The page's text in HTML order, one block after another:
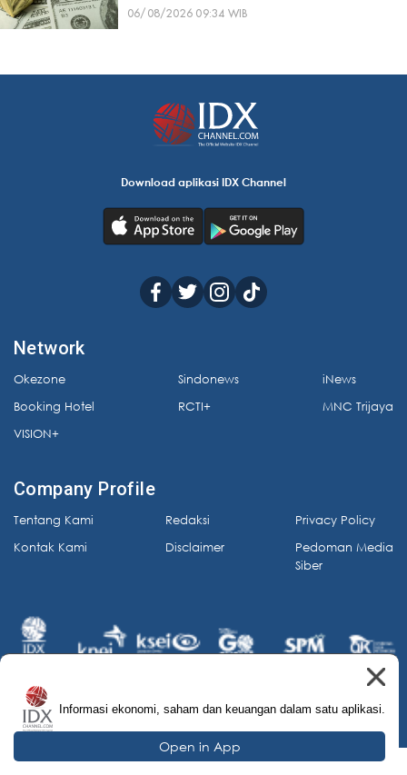
06/08/2026 09:34 WIB
Download aplikasi IDX Channel
Network
Okezone
Booking Hotel
VISION+
Sindonews
RCTI+
iNews
MNC Trijaya
Company Profile
Tentang Kami
Kontak Kami
Redaksi
Disclaimer
Privacy Policy
Pedoman Media
Siber
© 2026 IDX Channel. All Rights Reserved.
Informasi ekonomi, saham dan keuangan dalam satu aplikasi.
Open in App